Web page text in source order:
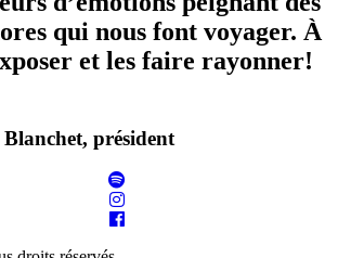
qui nous font voyager. À
et les faire rayonner!
président